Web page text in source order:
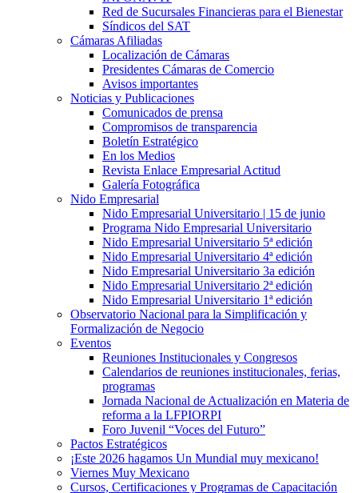
Red de Sucursales Financieras para el Bienestar
Síndicos del SAT
Cámaras Afiliadas
Localización de Cámaras
Presidentes Cámaras de Comercio
Avisos importantes
Noticias y Publicaciones
Comunicados de prensa
Compromisos de transparencia
Boletín Estratégico
En los Medios
Revista Enlace Empresarial Actitud
Galería Fotográfica
Nido Empresarial
Nido Empresarial Universitario | 15 de junio
Programa Nido Empresarial Universitario
Nido Empresarial Universitario 5ª edición
Nido Empresarial Universitario 4ª edición
Nido Empresarial Universitario 3a edición
Nido Empresarial Universitario 2ª edición
Nido Empresarial Universitario 1ª edición
Observatorio Nacional para la Simplificación y
Formalización de Negocio
Eventos
Reuniones Institucionales y Congresos
Calendarios de reuniones institucionales, ferias,
programas
Jornada Nacional de Actualización en Materia de
reforma a la LFPIORPI
Foro Juvenil “Voces del Futuro”
Pactos Estratégicos
¡Este 2026 hagamos Un Mundial muy mexicano!
Viernes Muy Mexicano
Cursos, Certificaciones y Programas de Capacitación